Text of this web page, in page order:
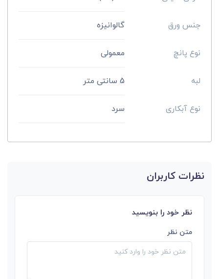
جنس ورق گالوانیزه
نوع پانچ معمولی
لبه 5 سانتی متر
نوع آبکاری سرد
نظرات کاربران
نظر خود را بنویسید
متن نظر